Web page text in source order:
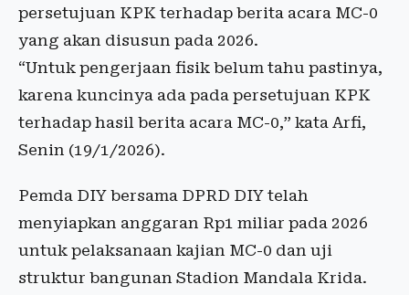
persetujuan KPK terhadap berita acara MC-0
yang akan disusun pada 2026.
“Untuk pengerjaan fisik belum tahu pastinya,
karena kuncinya ada pada persetujuan KPK
terhadap hasil berita acara MC-0,” kata Arfi,
Senin (19/1/2026).
Pemda DIY bersama DPRD DIY telah
menyiapkan anggaran Rp1 miliar pada 2026
untuk pelaksanaan kajian MC-0 dan uji
struktur bangunan Stadion Mandala Krida.